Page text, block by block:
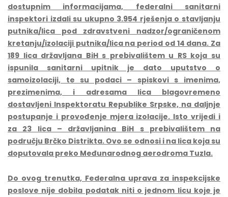
dostupnim informacijama, federalni sanitarni
inspektori izdali su ukupno 3.954 rješenja o stavljanju
putnika/lica pod zdravstveni nadzor/ograničenom
kretanju/izolaciji putnika/lica na period od 14 dana. Za
189 lica državljana BiH s prebivalištem u RS koja su
ispunila sanitarni upitnik je dato uputstvo o
samoizolaciji, te su podaci – spiskovi s imenima,
prezimenima, i adresama lica blagovremeno
dostavljeni Inspektoratu Republike Srpske, na daljnje
postupanje i provođenje mjera izolacije. Isto vrijedi i
za 23 lica – državljanina BiH s prebivalištem na
području Brčko Distrikta. Ovo se odnosi i na lica koja su
doputovala preko Međunarodnog aerodroma Tuzla.
Do ovog trenutka, Federalna uprava za inspekcijske
poslove nije dobila podatak niti o jednom licu koje je